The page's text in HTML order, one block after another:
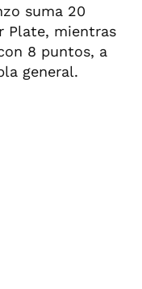
suma 20
Plate, mientras
8 puntos, a
general.